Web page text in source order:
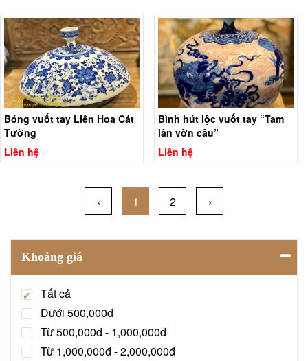
Bóng vuốt tay Liên Hoa Cát
Tường
Liên hệ
Bình hút lộc vuốt tay “Tam
lân vờn cầu”
Liên hệ
‹ 1 2 ›
Khoảng giá
Tất cả
Dưới 500,000đ
Từ 500,000đ - 1,000,000đ
Từ 1,000,000đ - 2,000,000đ